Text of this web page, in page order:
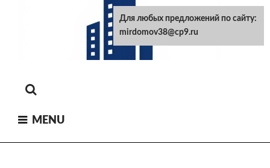
MENU
Для любых предложений по сайту:
mirdomov38@cp9.ru